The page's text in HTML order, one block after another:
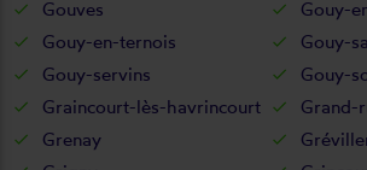
Gouves
Gouy-
Gouy-en-ternois
Gouy-
Gouy-servins
Gouy-
Graincourt-lès-havrincourt
Grand-
Grenay